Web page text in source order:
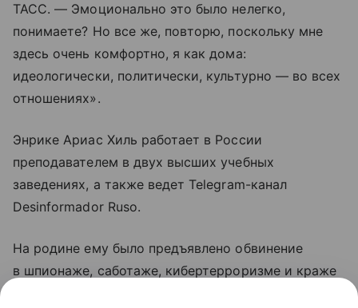
ТАСС. — Эмоционально это было нелегко,
понимаете? Но все же, повторю, поскольку мне
здесь очень комфортно, я как дома:
идеологически, политически, культурно — во всех
отношениях».
Энрике Ариас Хиль работает в России
преподавателем в двух высших учебных
заведениях, а также ведет Telegram-канал
Desinformador Ruso.
На родине ему было предъявлено обвинение
в шпионаже, саботаже, кибертерроризме и краже